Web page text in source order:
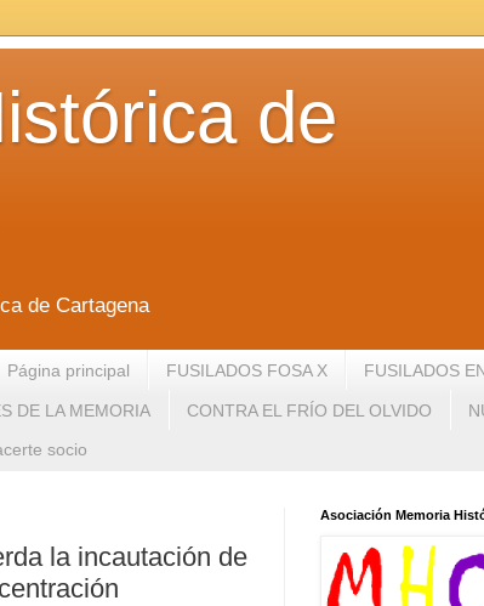
de
de Cartagena
Página principal FUSILADOS FOSA X FUSILADOS
DE LA MEMORIA CONTRA EL FRÍO DEL OLVIDO
socio
la incautación de
Asociación Memoria